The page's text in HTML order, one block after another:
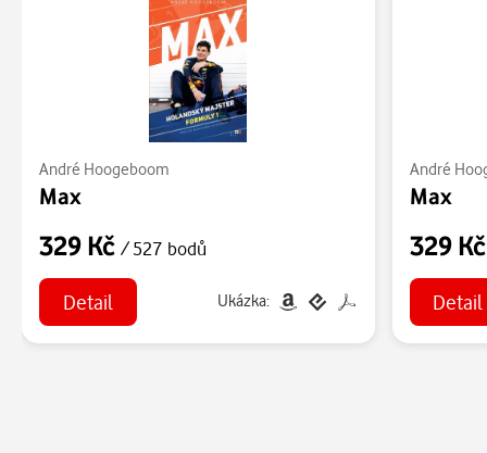
André Hoogeboom
Max
329 Kč / 527 bodů
Detail Ukázka:
André
Max
329
Detail